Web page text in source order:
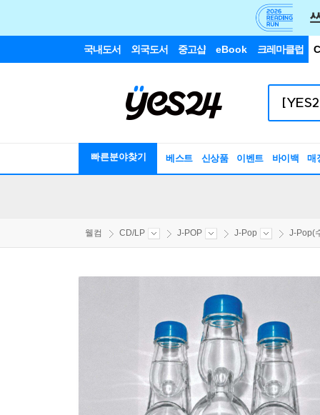
국내도서 외국도서 중고샵 eBook 크레마클럽
빠른분야찾기 베스트 신상품 이벤트 바이백 매
웰컴 CD/LP J-POP J-Pop J-Pop(